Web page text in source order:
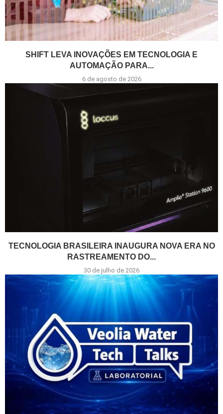
SHIFT LEVA INOVAÇÕES EM TECNOLOGIA E
AUTOMAÇÃO PARA...
6 de agosto de 2026
TECNOLOGIA BRASILEIRA INAUGURA NOVA ERA NO
RASTREAMENTO DO...
30 de julho de 2026